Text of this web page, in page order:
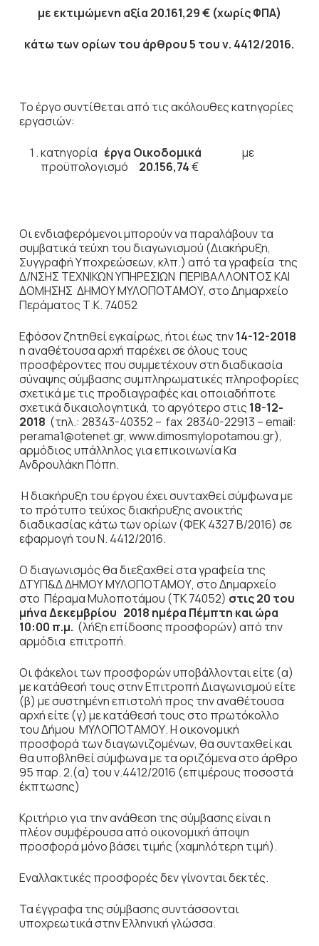
με εκτιμώμενη αξία 20.161,29€ (χωρίς ΦΠΑ)
κάτω των ορίων του άρθρου 5 του ν. 4412/2016.
Το έργο συντίθεται από τις ακόλουθες κατηγορίες
εργασιών:
κατηγορία έργα Οικοδομικά
με
προϋπολογισμό
20.156,74€
Οι ενδιαφερόμενοι μπορούν να παραλάβουν τα
συμβατικά τεύχη του διαγωνισμού (Διακήρυξη,
Συγγραφή Υποχρεώσεων, κλπ.) από τα γραφεία της
Δ/ΝΣΗΣ ΤΕΧΝΙΚΩΝ ΥΠΗΡΕΣΙΩΝ ΠΕΡΙΒΑΛΛΟΝΤΟΣ ΚΑΙ
ΔΟΜΗΣΗΣ ΔΗΜΟΥ ΜΥΛΟΠΟΤΑΜΟΥ, στο Δημαρχείο
Περάματος Τ.Κ. 74052
Εφόσον ζητηθεί εγκαίρως, ήτοι έως την14-12-2018
η αναθέτουσα αρχή παρέχει σε όλους τους
προσφέροντες που συμμετέχουν στη διαδικασία
σύναψης σύμβασης συμπληρωματικές πληροφορίες
σχετικά με τις προδιαγραφές και οποιαδήποτε
σχετικά δικαιολογητικά, το αργότερο στις 18-12-
2018 (τηλ.: 28343-40352 – fax 28340-22913 – email:
perama1@otenet.gr, www.dimosmylopotamou.gr),
αρμόδιος υπάλληλος για επικοινωνία Κα
Ανδρουλάκη Πόπη.
Η διακήρυξη του έργου έχει συνταχθεί σύμφωνα με
το πρότυπο τεύχος διακήρυξης ανοικτής
διαδικασίας κάτω των ορίων (ΦΕΚ 4327 Β/2016) σε
εφαρμογή του Ν. 4412/2016.
Ο διαγωνισμός θα διεξαχθεί στα γραφεία της
ΔΤΥΠ&Δ ΔΗΜΟΥ ΜΥΛΟΠΟΤΑΜΟΥ, στο Δημαρχείο
στο Πέραμα Μυλοποτάμου (ΤΚ 74052) στις 20 του
μήνα Δεκεμβρίου 2018 ημέρα Πέμπτη και ώρα
10:00 π.μ. (λήξη επίδοσης προσφορών) από την
αρμόδια επιτροπή.
Οι φάκελοι των προσφορών υποβάλλονται είτε (α)
με κατάθεσή τους στην Επιτροπή Διαγωνισμού είτε
(β) με συστημένη επιστολή προς την αναθέτουσα
αρχή είτε (γ) με κατάθεσή τους στο πρωτόκολλο
του Δήμου ΜΥΛΟΠΟΤΑΜΟΥ. Η οικονομική
προσφορά των διαγωνιζομένων, θα συνταχθεί και
θα υποβληθεί σύμφωνα με τα οριζόμενα στο άρθρο
95 παρ. 2.(α) του ν.4412/2016 (επιμέρους ποσοστά
έκπτωσης)
Κριτήριο για την ανάθεση της σύμβασης είναι η
πλέον συμφέρουσα από οικονομική άποψη
προσφορά μόνο βάσει τιμής (χαμηλότερη τιμή).
Εναλλακτικές προσφορές δεν γίνονται δεκτές.
Τα έγγραφα της σύμβασης συντάσσονται
υποχρεωτικά στην Ελληνική γλώσσα.